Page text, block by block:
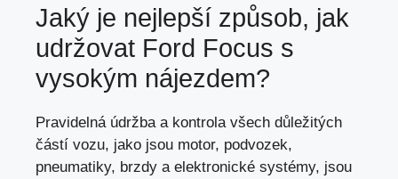
Jaký je nejlepší způsob, jak
udržovat Ford Focus s
vysokým nájezdem?
Pravidelná údržba a kontrola všech důležitých
částí vozu, jako jsou motor, podvozek,
pneumatiky, brzdy a elektronické systémy, jsou